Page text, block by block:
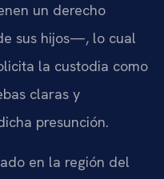
un derecho
sus hijos—, lo cual
la custodia como
claras y
presunción.
en la región del